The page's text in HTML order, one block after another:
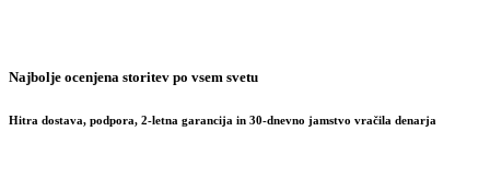
Najbolje ocenjena storitev po vsem svetu
Hitra dostava, podpora, 2-letna garancija in 30-dnevno jamstvo vračila denarja